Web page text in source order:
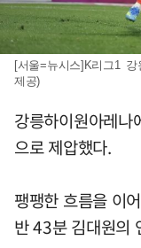
[서울=뉴시스]K리그1
제공)
강릉하이원아레
으로 제압했다.
팽팽한 흐름을 이
반 43분 김대원의